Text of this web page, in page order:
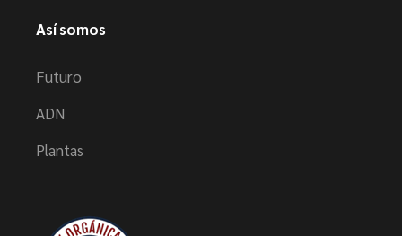
Así somos
Futuro
ADN
Plantas